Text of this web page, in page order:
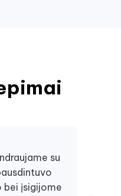
su
bei įsigijome